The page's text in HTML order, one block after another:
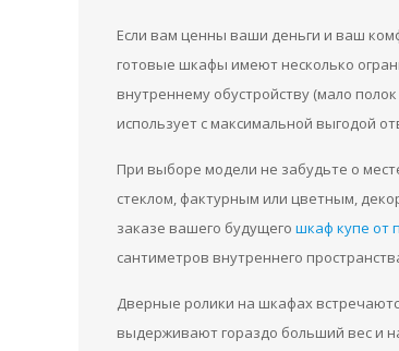
Если вам ценны ваши деньги и ваш
готовые шкафы имеют несколько
внутреннему обустройству (мало
использует с максимальной выгодой
При выборе модели не забудьте о
стеклом, фактурным или цветным,
заказе вашего будущего шкаф купе от
сантиметров внутреннего
Дверные ролики на шкафах
выдерживают гораздо больший вес и